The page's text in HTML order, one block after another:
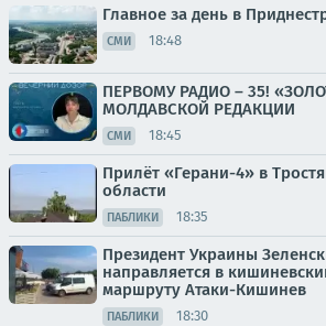
Главное за день в
СМИ 18:48
ПЕРВОМУ РАДИО – 35!
МОЛДАВСКОЙ РЕДАКЦИИ
СМИ 18:45
Прилёт «Герани-4» в
области
ПАБЛИКИ 18:35
Президент Украины
направляется в
маршруту Атаки-Кишинев
ПАБЛИКИ 18:30